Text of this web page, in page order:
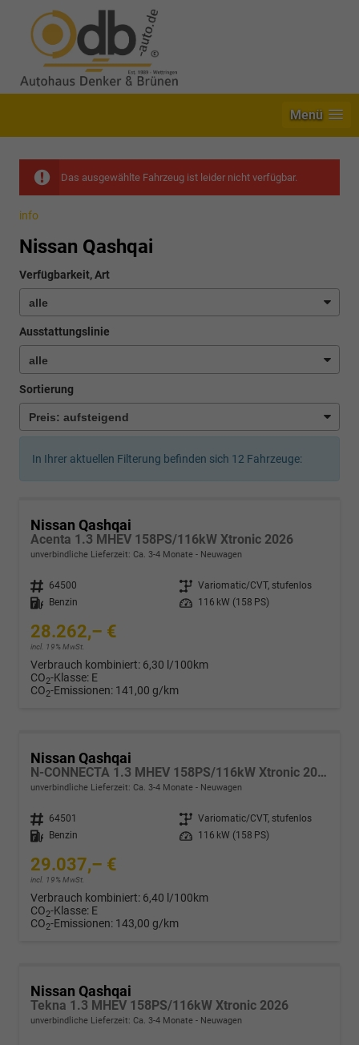
Menü
Das ausgewählte Fahrzeug ist leider nicht verfügbar.
info
Nissan Qashqai
Verfügbarkeit, Art
Ausstattungslinie
Sortierung
In Ihrer aktuellen Filterung befinden sich 12 Fahrzeuge:
Nissan Qashqai
Acenta 1.3 MHEV 158PS/116kW Xtronic 2026
unverbindliche Lieferzeit: Ca. 3-4 Monate Neuwagen
Fahrzeugnr. 64500 Getriebe Variomatic/CVT, stufenlos
Kraftstoff
Benzin Leistung 116 kW (158 PS)
28.262,– €
incl. 19% MwSt.
Verbrauch kombiniert: 6,30 l/100km
CO2-Klasse: E
CO2-Emissionen: 141,00 g/km
Nissan Qashqai
N-CONNECTA 1.3 MHEV 158PS/116kW Xtronic 2026
unverbindliche Lieferzeit: Ca. 3-4 Monate Neuwagen
Fahrzeugnr. 64501 Getriebe Variomatic/CVT, stufenlos
Kraftstoff
Benzin Leistung 116 kW (158 PS)
29.037,– €
incl. 19% MwSt.
Verbrauch kombiniert: 6,40 l/100km
CO2-Klasse: E
CO2-Emissionen: 143,00 g/km
Nissan Qashqai
Tekna 1.3 MHEV 158PS/116kW Xtronic 2026
unverbindliche Lieferzeit: Ca. 3-4 Monate Neuwagen